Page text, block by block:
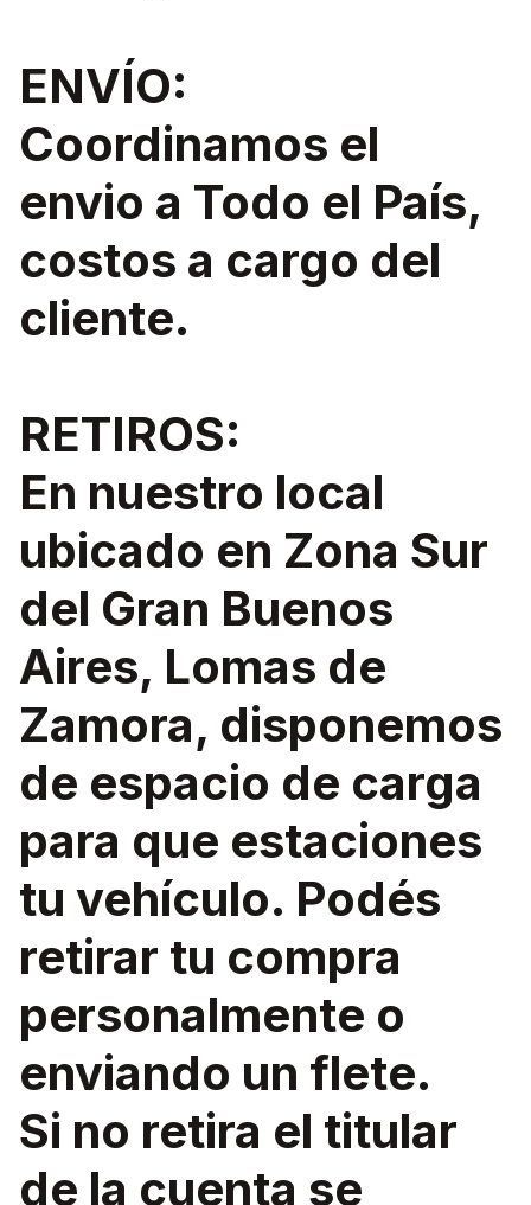
ENVÍO:
Coordinamos el
envio a Todo el País,
costos a cargo del
cliente.
RETIROS:
En nuestro local
ubicado en Zona Sur
del Gran Buenos
Aires, Lomas de
Zamora, disponemos
de espacio de carga
para que estaciones
tu vehículo. Podés
retirar tu compra
personalmente o
enviando un flete.
Si no retira el titular
de la cuenta se